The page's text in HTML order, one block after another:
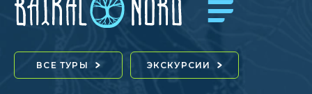
ВСЕ ТУРЫ ЭКСКУРСИИ